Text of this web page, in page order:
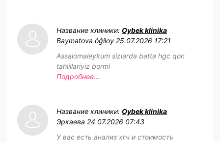
Название клиники: Oybek klinika
Baymatova óģiloy 25.07.2026 17:21
Assalomaleykum sizlarda batta hgc qon
tahlillariyiz bormi
Подробнее...
Название клиники: Oybek klinika
Эркаева 24.07.2026 07:43
У вас есть анализ хгч и стоимость